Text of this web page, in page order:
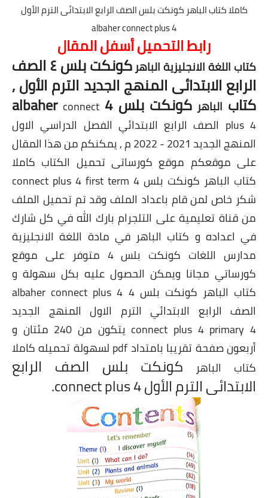
كاملا كتاب الباهر كونكت بلس الصف الرابع الابتدائى الترم الأول
albaher connect plus 4
رابط التحميل أسفل المقال
كتاب اللغة الانجليزيةالباهر كونكت بلس ٤ الصف
الرابع الابتدائى المنهج الجديد الترم الأول ,
كتاب الباهركونكت بلس 4 albaher
connect
plus 4 الصف الرابع الابتدائي الفصل الدراسي الاول
المنهج الجديد 2021 - 2022 م , يمكنكم من هذا المقال
على موقعكم موقع كورساتى تحميل الكتاب كاملا
كتاب الباهر كونكت بلس 4 connect plus 4 first term
شكر خاص لمن قام باعداد الملف وقد تم تحميل الملف
من قناة تعليمية على التلجرام بارك الله في كل شارك
في اعداده و كتاب الباهر في مادة اللغة الانجليزية
مدارس اللغات كونكت بلس 4 متوفر على موقع
كورساتي مجانا ويمكن الحصول عليه بكل سهولة و
كتاب الباهر كونكت بلس 4 albaher connect plus 4
الصف الرابع الابتدائي الترم الاول المنهج الجديد
connect plus 4 primary 4 يتكون من 240 مئتان و
أربعون صفحة تقريبا بامتداد pdf لسهولة تحميله كاملا
كتاب الباهر كونكت بلس الصف الرابع
الابتدائى الترم الأول connect plus 4.